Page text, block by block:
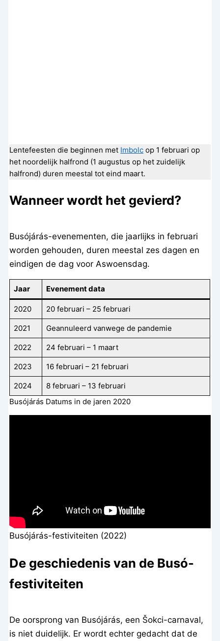
Lentefeesten die beginnen met Imbolc op 1 februari op
het noordelijk halfrond (1 augustus op het zuidelijk
halfrond) duren meestal tot eind maart.
Wanneer wordt het gevierd?
Busójárás-evenementen, die jaarlijks in februari
worden gehouden, duren meestal zes dagen en
eindigen de dag voor Aswoensdag.
Jaar Evenement data
2020 20 februari – 25 februari
2021 Geannuleerd vanwege de pandemie
2022 24 februari – 1 maart
2023 16 februari – 21 februari
2024
8 februari – 13 februari
Busójárás Datums in de jaren 2020
Busójárás-festiviteiten (2022)
De geschiedenis van de Busó-
festiviteiten
De oorsprong van Busójárás, een Šokci-carnaval,
is niet duidelijk. Er wordt echter gedacht dat de